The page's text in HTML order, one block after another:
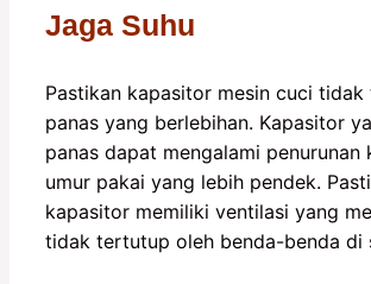
Jaga Suhu
Pastikan kapasitor mesin cuci tidak
panas yang berlebihan. Kapasitor
panas dapat mengalami penurunan
umur pakai yang lebih pendek.
kapasitor memiliki ventilasi yang
tidak tertutup oleh benda-benda di